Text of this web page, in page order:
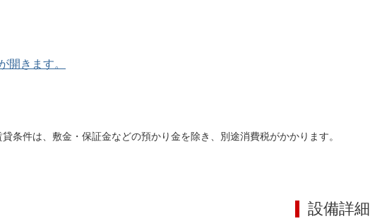
開きます。
条件は、敷金・保証金などの預かり金を除き、別途消費税がかかります。
設備詳細